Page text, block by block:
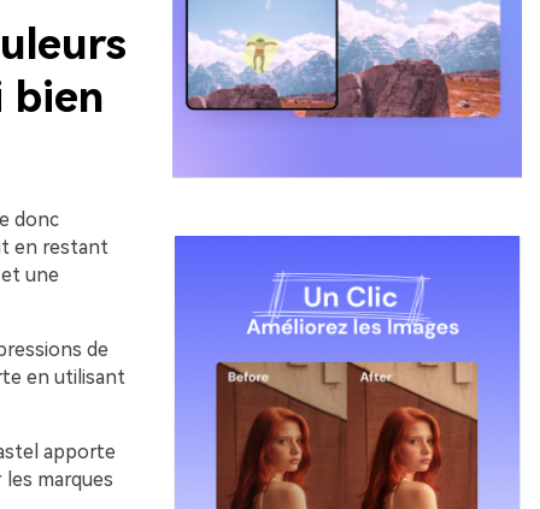
bien
donc
en restant
une
de
en utilisant
apporte
marques